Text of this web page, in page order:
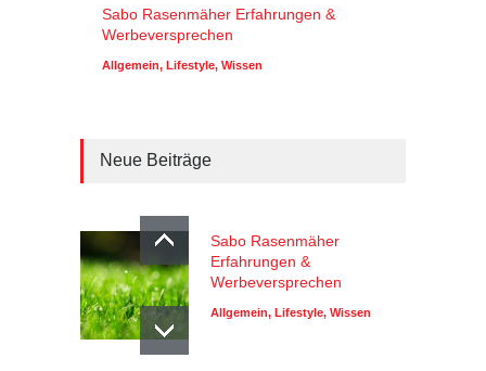
Sabo Rasenmäher Erfahrungen &
Werbeversprechen
Allgemein, Lifestyle, Wissen
Neue Beiträge
Sabo Rasenmäher
Erfahrungen &
Werbeversprechen
Allgemein, Lifestyle, Wissen